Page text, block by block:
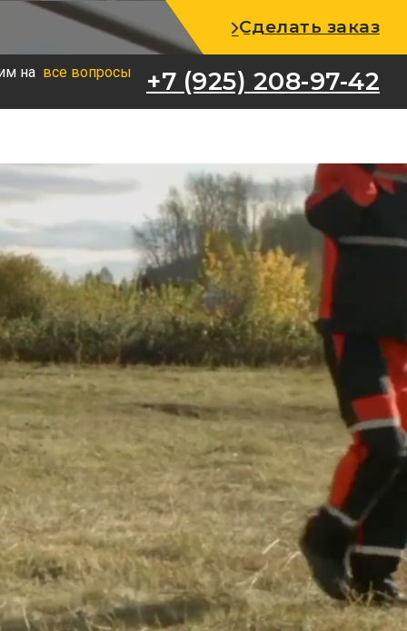
+7 (925) 208-97-42
Сделать заказ
на все вопросы +7 (925) 208-97-42